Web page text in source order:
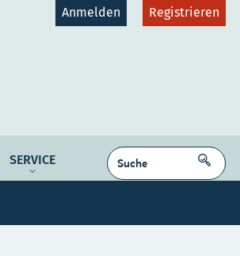
Anmelden Registrieren
SERVICE SUCHEN
Plattformen
Podcast